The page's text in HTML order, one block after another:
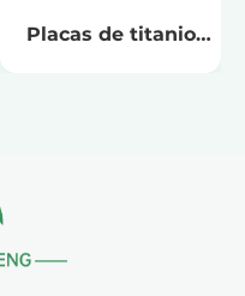
Placas de titanio
cobre de soluciones